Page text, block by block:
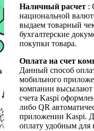
Наличный расчет :
национальной
выдаем товарный
бухгалтерские
покупки товара.
Оплата на счет
Данный способ
мобильного
компании высылают
счета Kaspi
либо QR
приложении Kaspi.
оплату удобным для